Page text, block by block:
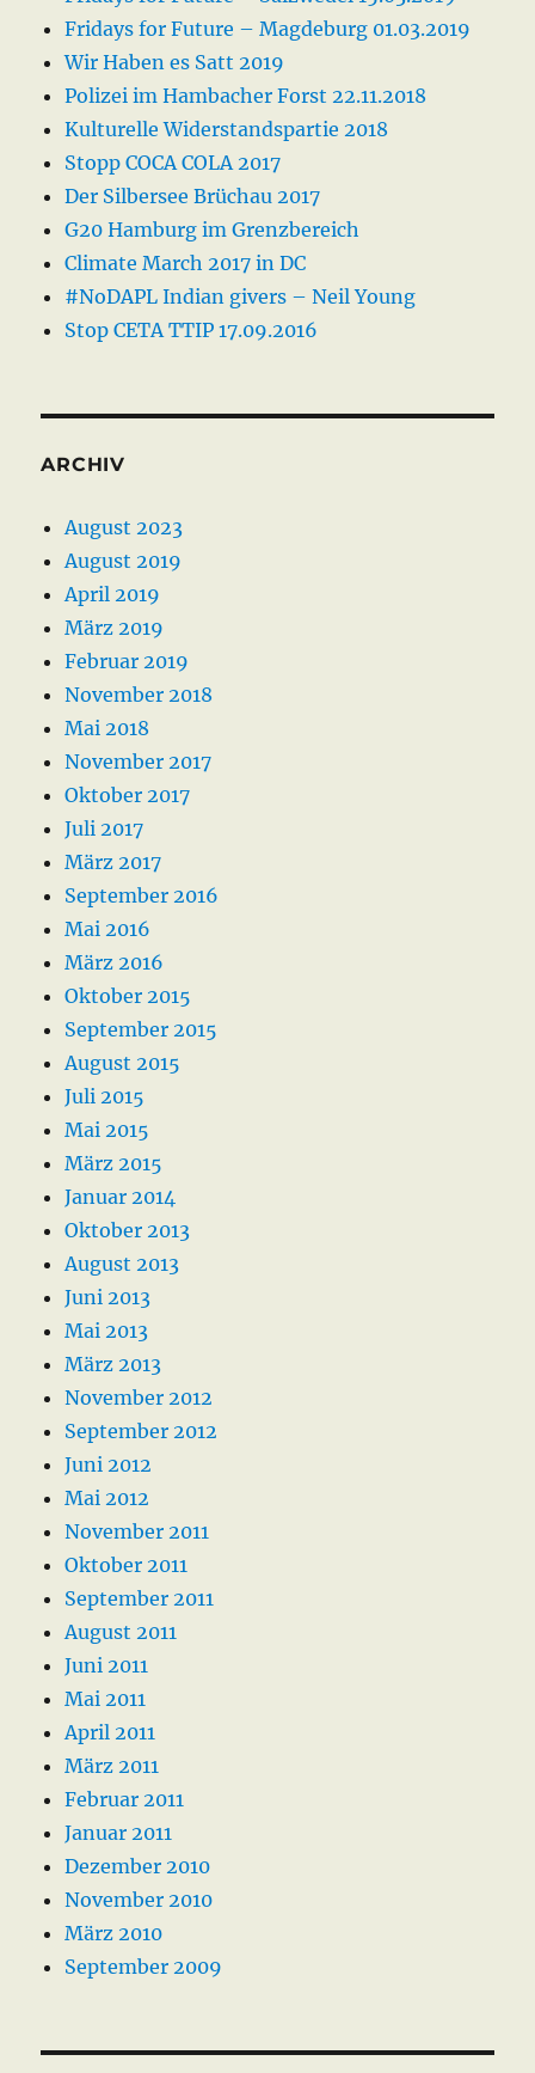
Fridays for Future – Magdeburg 01.03.2019
Wir Haben es Satt 2019
Polizei im Hambacher Forst 22.11.2018
Kulturelle Widerstandspartie 2018
Stopp COCA COLA 2017
Der Silbersee Brüchau 2017
G20 Hamburg im Grenzbereich
Climate March 2017 in DC
#NoDAPL Indian givers – Neil Young
Stop CETA TTIP 17.09.2016
ARCHIV
August 2023
August 2019
April 2019
März 2019
Februar 2019
November 2018
Mai 2018
November 2017
Oktober 2017
Juli 2017
März 2017
September 2016
Mai 2016
März 2016
Oktober 2015
September 2015
August 2015
Juli 2015
Mai 2015
März 2015
Januar 2014
Oktober 2013
August 2013
Juni 2013
Mai 2013
März 2013
November 2012
September 2012
Juni 2012
Mai 2012
November 2011
Oktober 2011
September 2011
August 2011
Juni 2011
Mai 2011
April 2011
März 2011
Februar 2011
Januar 2011
Dezember 2010
November 2010
März 2010
September 2009